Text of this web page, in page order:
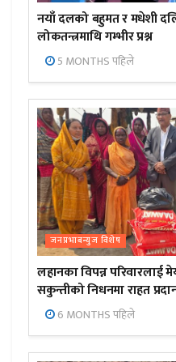
नयाँ दलको बहुमत र मधेशी
लोकतन्त्रमाथि गम्भीर प्रश्न
5 MONTHS पहिले
जनप्रभाबन्युज विशेष
लहानका विपन्न परिवारलाई
सकुन्तीको निधनमा राहत
6 MONTHS पहिले